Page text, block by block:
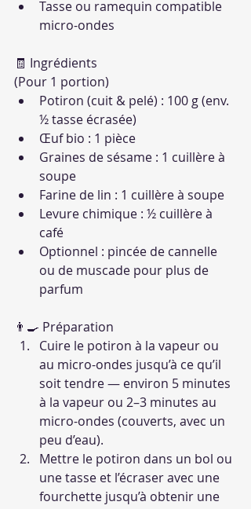
Tasse ou ramequin compatible
micro-ondes
🧾 Ingrédients
(Pour 1 portion)
Potiron (cuit & pelé) : 100 g (env.
½ tasse écrasée)
Œuf bio : 1 pièce
Graines de sésame : 1 cuillère à
soupe
Farine de lin : 1 cuillère à soupe
Levure chimique : ½ cuillère à
café
Optionnel : pincée de cannelle
ou de muscade pour plus de
parfum
👨‍🍳 Préparation
Cuire le potiron à la vapeur ou
au micro-ondes jusqu’à ce qu’il
soit tendre — environ 5 minutes
à la vapeur ou 2–3 minutes au
micro-ondes (couverts, avec un
peu d’eau).
Mettre le potiron dans un bol ou
une tasse et l’écraser avec une
fourchette jusqu’à obtenir une